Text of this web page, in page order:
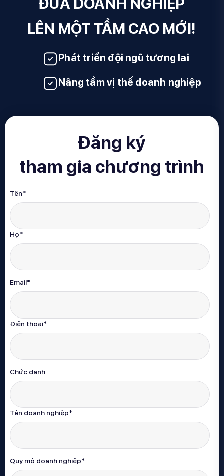
LÊN MỘT TẦM CAO MỚI!
Phát triển đội ngũ tương lai
Nâng tầm vị thế doanh nghiệp
Đăng ký
tham gia chương trình
Tên*
Họ*
Email*
Điện thoại*
Chức danh
Tên doanh nghiệp*
Quy mô doanh nghiệp*